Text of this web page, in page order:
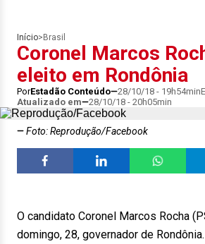
Início> Brasil
Coronel Marcos
eleito em Rondônia
PorEstadão Conteúdo 28/10/18 - 19h54min
Atualizado em
28/10/18 - 20h05min
Foto: Reprodução/Facebook
O candidato Coronel Marcos Rocha
domingo, 28, governador de